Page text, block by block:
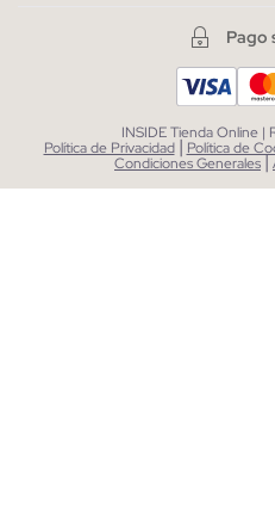
Pago
INSIDE Tienda Online |
Política de Privacidad | Política de
Condiciones Generales|